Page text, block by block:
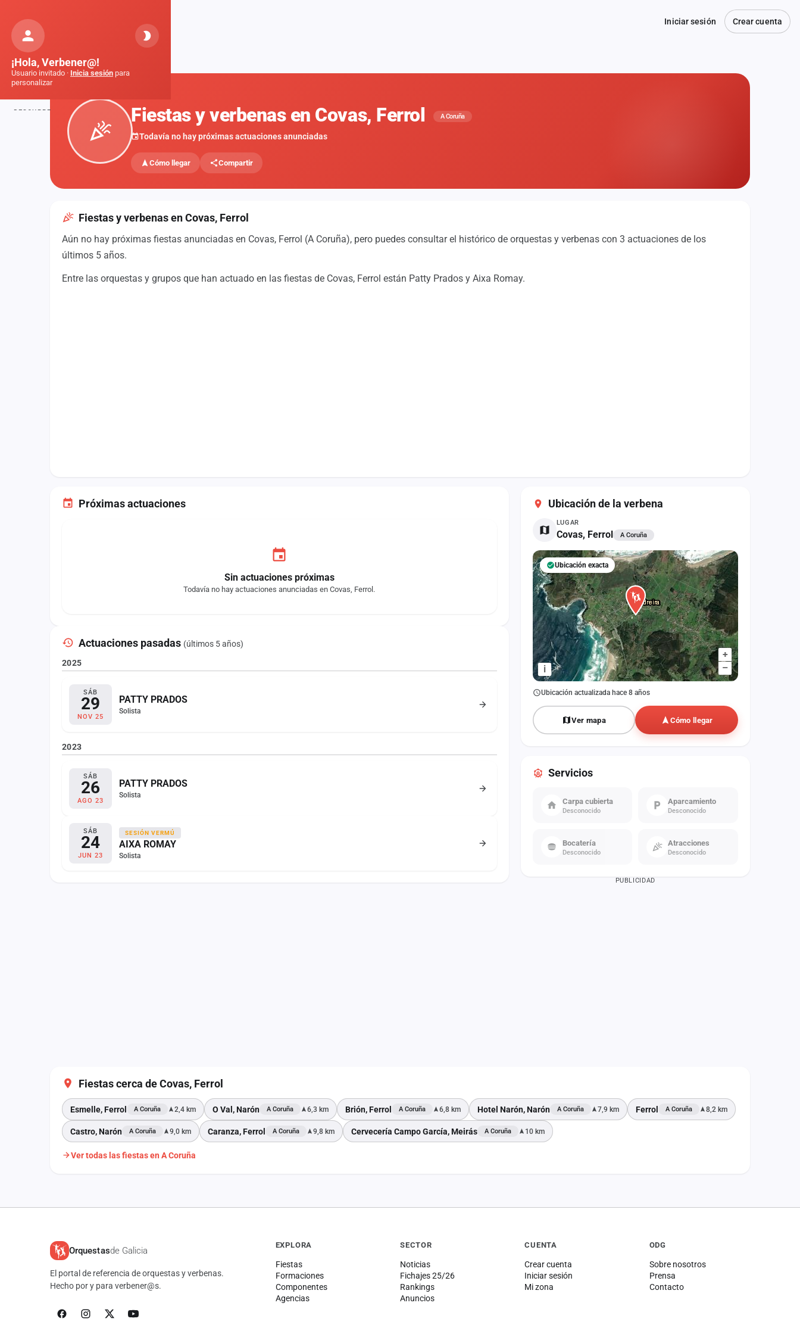
Iniciar sesión Crear cuenta
Inicio Fiestas
Fiestas y verbenas en Covas, Ferrol A Coruña
Todavía no hay próximas actuaciones anunciadas
Cómo llegar Compartir
Fiestas y verbenas en Covas, Ferrol
Aún no hay próximas fiestas anunciadas en Covas, Ferrol (A Coruña), pero puedes consultar el histórico de orquestas y verbenas con 3 actuaciones de los
últimos 5 años.
Entre las orquestas y grupos que han actuado en las fiestas de Covas, Ferrol están Patty Prados y Aixa Romay.
Próximas actuaciones
Sin actuaciones próximas
Todavía no hay actuaciones anunciadas en Covas, Ferrol.
Actuaciones pasadas (últimos 5 años)
2025
SÁB
29
NOV 25
PATTY PRADOS
Solista
2023
SÁB
26
AGO 23
PATTY PRADOS
Solista
SÁB
24
JUN 23
SESIÓN VERMÚ
AIXA ROMAY
Solista
Ubicación de la verbena
LUGAR
Covas, Ferrol A Coruña
+
–
i
Ubicación exacta
Ubicación actualizada hace 8 años
Ver mapa Cómo llegar
Servicios
Carpa cubierta
Desconocido
Aparcamiento
Desconocido
Bocatería
Desconocido
Atracciones
Desconocido
PUBLICIDAD
Fiestas cerca de Covas, Ferrol
Esmelle, Ferrol A Coruña 2,4 km O Val, Narón A Coruña 6,3 km Brión, Ferrol A Coruña 6,8 km Hotel Narón, Narón A Coruña 7,9 km Ferrol A Coruña 8,2 km
Castro, Narón A Coruña 9,0 km Caranza, Ferrol A Coruña 9,8 km Cervecería Campo García, Meirás A Coruña 10 km
Ver todas las fiestas en A Coruña
Orquestasde Galicia
El portal de referencia de orquestas y verbenas.
Hecho por y para verbener@s.
EXPLORA
Fiestas
Formaciones
Componentes
Agencias
SECTOR
Noticias
Fichajes 25/26
Rankings
Anuncios
CUENTA
Crear cuenta
Iniciar sesión
Mi zona
ODG
Sobre nosotros
Prensa
Contacto
¡Hola, Verbener@!
Usuario invitado · Inicia sesión para
personalizar
DESCUBRE
Formaciones
Componentes